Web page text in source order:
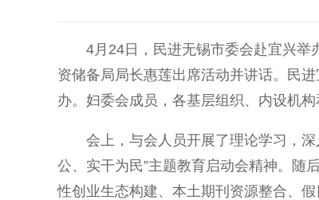
4月24日，民进无锡市委会赴宜兴举
资储备局局长惠莲出席活动并讲话。民
办。妇委会成员，各基层组织、内设机
会上，与会人员开展了理论学习，深
公、实干为民”主题教育启动会精神。随
性创业生态构建、本土期刊资源整合、